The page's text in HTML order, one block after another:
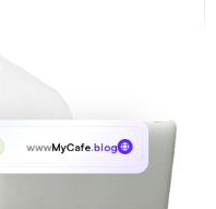
wwwMyCafe .blog